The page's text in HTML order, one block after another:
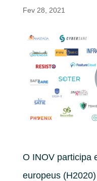
Fev 28, 2021
O INOV participa
europeus